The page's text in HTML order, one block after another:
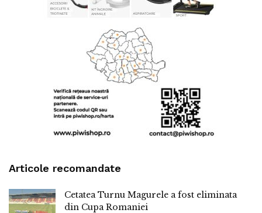
Articole recomandate
Cetatea Turnu Magurele a fost eliminata
din Cupa Romaniei